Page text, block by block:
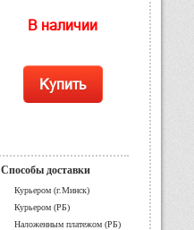
В наличии
Купить
Способы доставки
Курьером (г.Минск)
Курьером (РБ)
Наложенным платежом (РБ)